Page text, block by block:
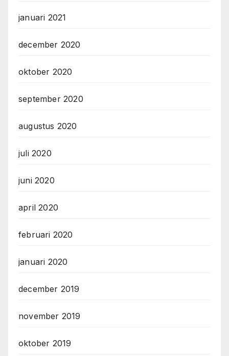
januari 2021
december 2020
oktober 2020
september 2020
augustus 2020
juli 2020
juni 2020
april 2020
februari 2020
januari 2020
december 2019
november 2019
oktober 2019